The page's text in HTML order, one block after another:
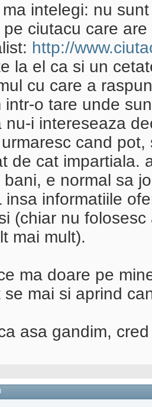
intelegi: nu
pe ciutacu care
http://
la el ca si un
cu care a
intr-o tare unde
nu-i intereseaza
cand
de cat impartiala.
bani, e normal sa
insa informatiile
(chiar nu
mai mult).
ma doare pe
se mai si aprind
asa gandim,